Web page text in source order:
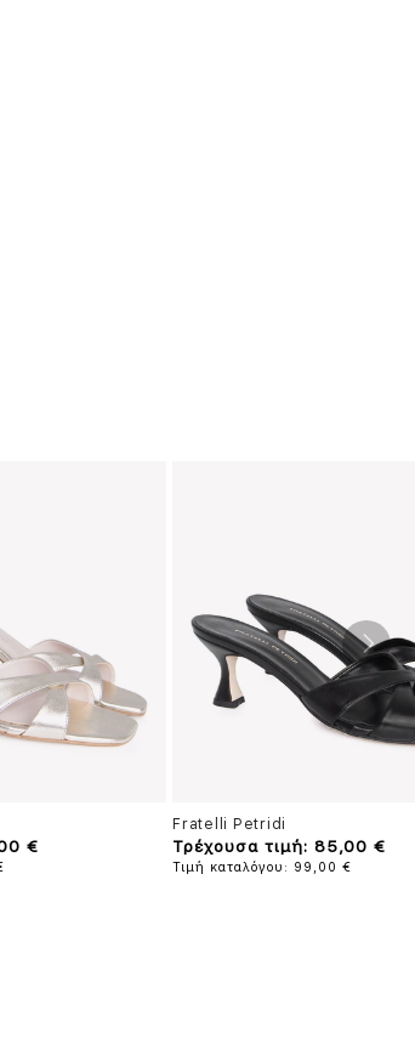
€
Fratelli Petridi
Τρέχουσα τιμή: 85,00 €
Τιμή καταλόγου: 99,00 €